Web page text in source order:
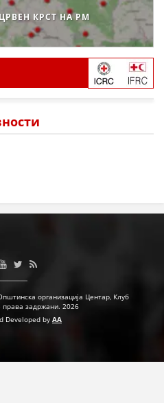
КРСТ НА РМ
организација Центар, Клуб
задржани. 2026
Developed by AA